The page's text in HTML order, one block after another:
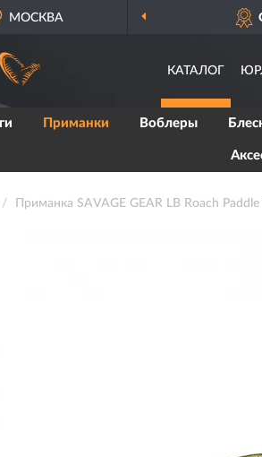
МОСКВА
КАТАЛОГ
Приманки Воблеры
Приманка SAVAGE GEAR LB Roach